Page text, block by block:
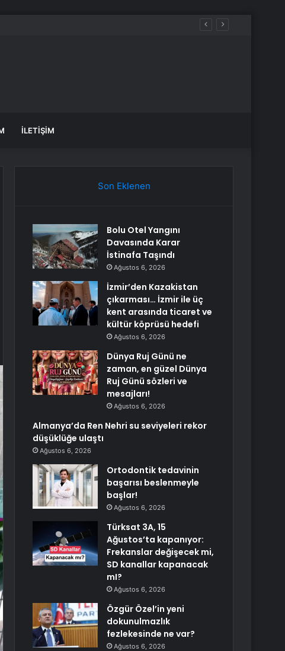
köprüsü hedefi
İLETIŞIM
Son Eklenen
Bolu Otel Yangını
Davasında Karar
İstinafa Taşındı
Ağustos 6, 2026
İzmir’den Kazakistan
çıkarması… İzmir ile üç
kent arasında ticaret ve
kültür köprüsü hedefi
Ağustos 6, 2026
Dünya Ruj Günü ne
zaman, en güzel Dünya
Ruj Günü sözleri ve
mesajları!
Ağustos 6, 2026
Almanya’da Ren Nehri su seviyeleri rekor
düşüklüğe ulaştı
Ağustos 6, 2026
Ortodontik tedavinin
başarısı beslenmeyle
başlar!
Ağustos 6, 2026
Türksat 3A, 15
Ağustos’ta kapanıyor:
Frekanslar değişecek mi,
SD kanallar kapanacak
mI?
Ağustos 6, 2026
Özgür Özel’in yeni
dokunulmazlık
fezlekesinde ne var?
Ağustos 6, 2026